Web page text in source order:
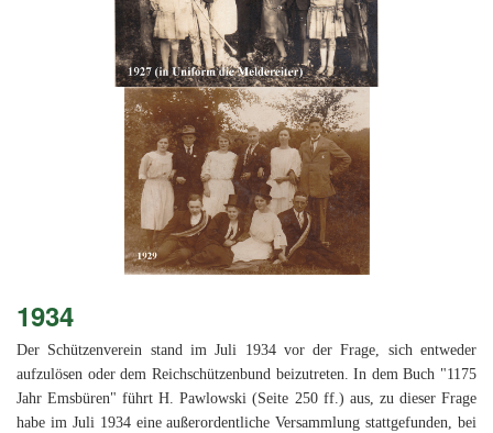
1934
Der Schützenverein stand im Juli 1934 vor der Frage, sich entweder
aufzulösen oder dem Reichschützenbund beizutreten. In dem Buch "1175
Jahr Emsbüren" führt H. Pawlowski (Seite 250 ff.) aus, zu dieser Frage
habe im Juli 1934 eine außerordentliche Versammlung stattgefunden, bei